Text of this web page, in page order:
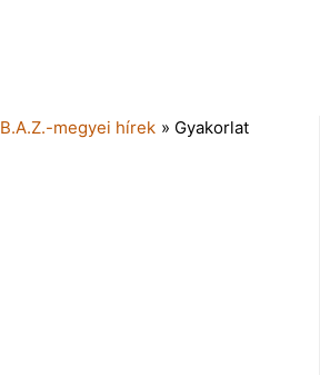
B.A.Z.-megyei hírek » Gyakorlat